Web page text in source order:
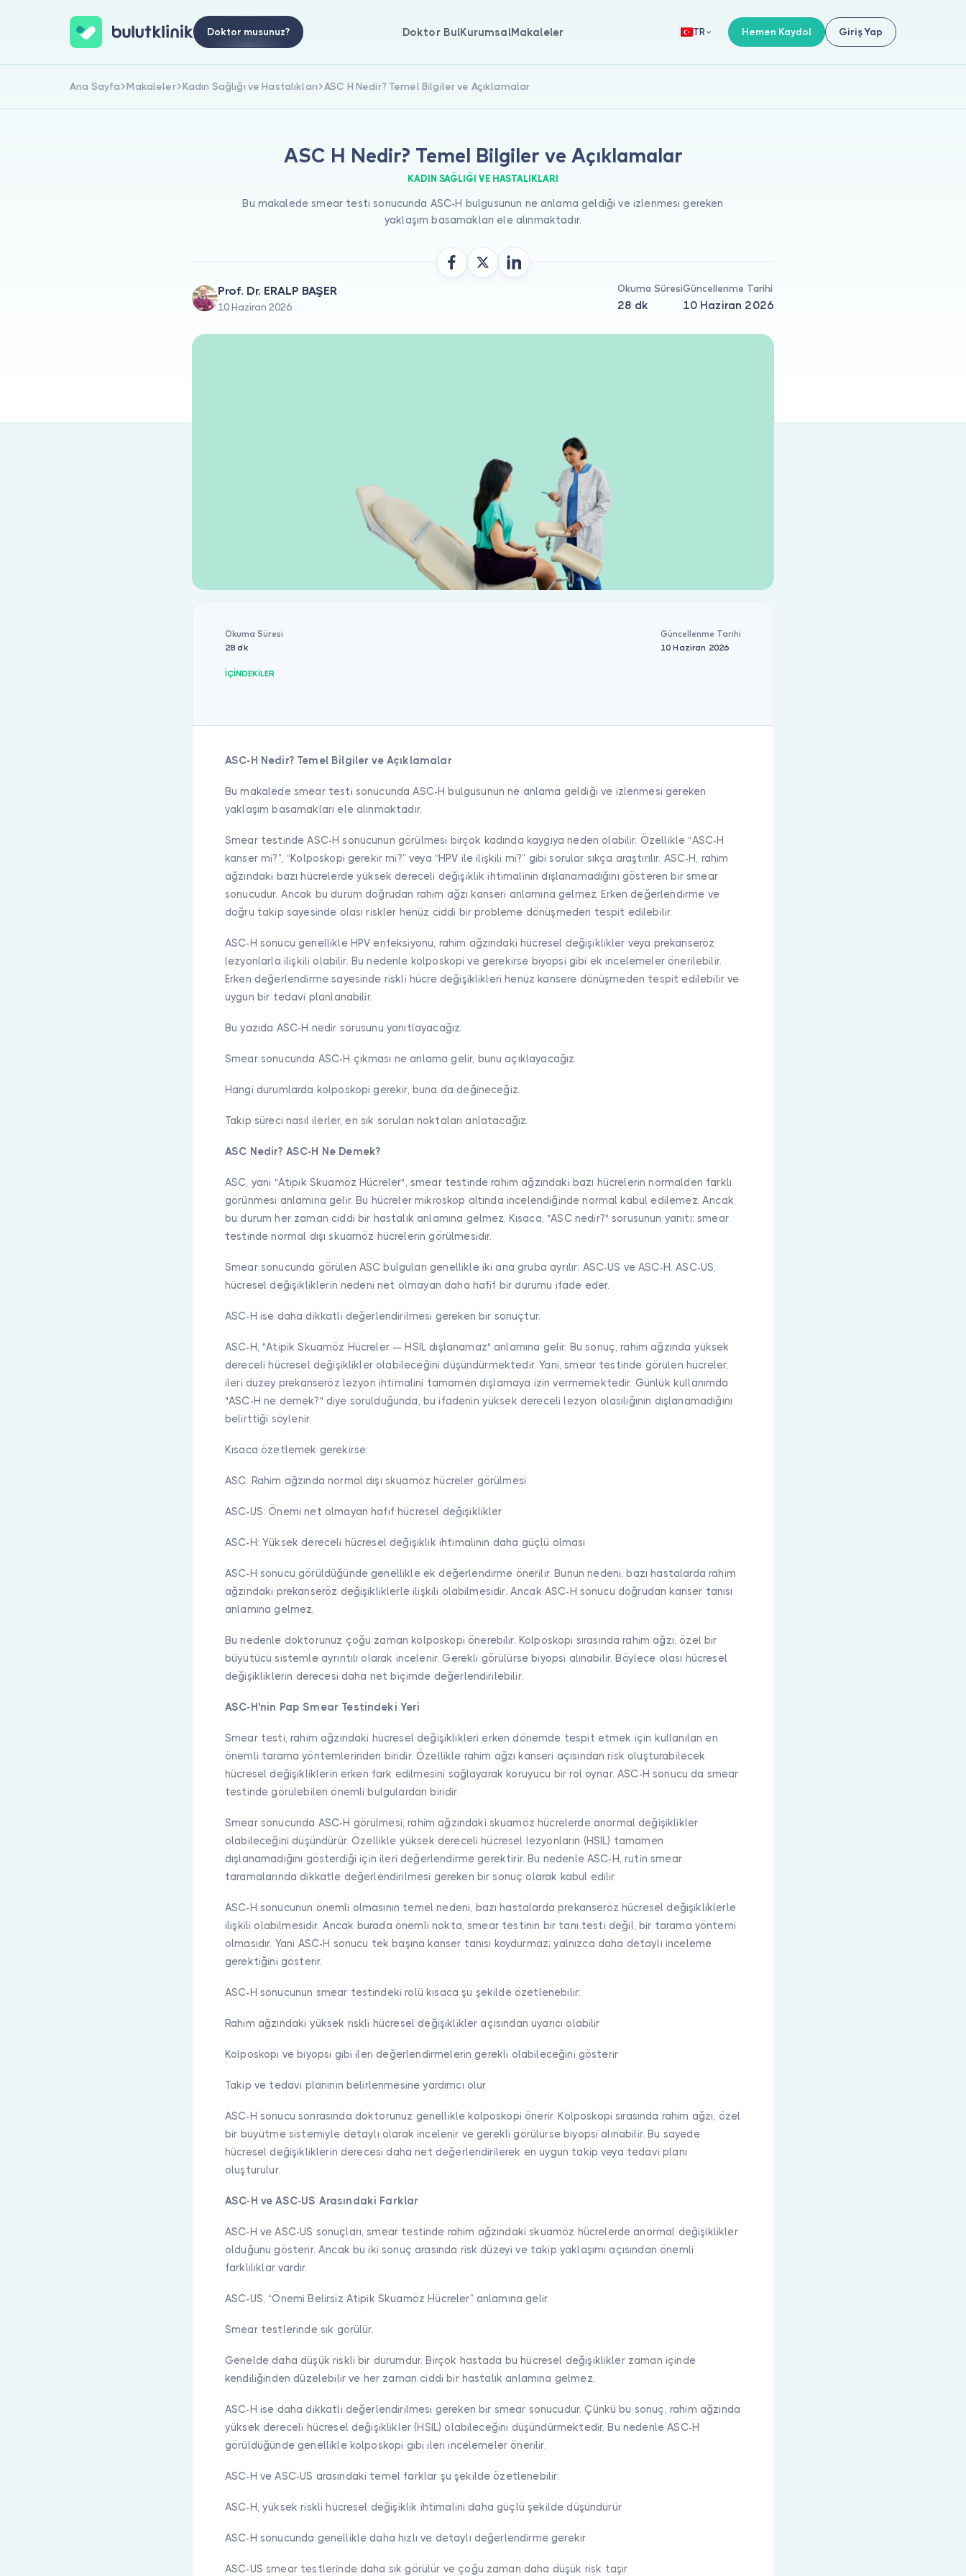
Doktor musunuz? Doktor BulKurumsalMakaleler TR Hemen Kaydol Giriş Yap
Ana Sayfa Makaleler Kadın Sağlığı ve Hastalıkları ASC H Nedir? Temel Bilgiler ve Açıklamalar
ASC H Nedir? Temel Bilgiler ve Açıklamalar
KADIN SAĞLIĞI VE HASTALIKLARI
Bu makalede smear testi sonucunda ASC-H bulgusunun ne anlama geldiği ve izlenmesi gereken
yaklaşım basamakları ele alınmaktadır.
Prof. Dr. ERALP BAŞER
10 Haziran 2026
Okuma Süresi
28 dk
Güncellenme Tarihi
10 Haziran 2026
Okuma Süresi
28 dk
Güncellenme Tarihi
10 Haziran 2026
İÇİNDEKİLER
ASC-H Nedir? Temel Bilgiler ve Açıklamalar
Bu makalede smear testi sonucunda ASC-H bulgusunun ne anlama geldiği ve izlenmesi gereken
yaklaşım basamakları ele alınmaktadır.
Smear testinde ASC-H sonucunun görülmesi birçok kadında kaygıya neden olabilir. Özellikle “ASC-H
kanser mi?”, “Kolposkopi gerekir mi?” veya “HPV ile ilişkili mi?” gibi sorular sıkça araştırılır. ASC-H, rahim
ağzındaki bazı hücrelerde yüksek dereceli değişiklik ihtimalinin dışlanamadığını gösteren bir smear
sonucudur. Ancak bu durum doğrudan rahim ağzı kanseri anlamına gelmez. Erken değerlendirme ve
doğru takip sayesinde olası riskler henüz ciddi bir probleme dönüşmeden tespit edilebilir.
ASC-H sonucu genellikle HPV enfeksiyonu, rahim ağzındaki hücresel değişiklikler veya prekanseröz
lezyonlarla ilişkili olabilir. Bu nedenle kolposkopi ve gerekirse biyopsi gibi ek incelemeler önerilebilir.
Erken değerlendirme sayesinde riskli hücre değişiklikleri henüz kansere dönüşmeden tespit edilebilir ve
uygun bir tedavi planlanabilir.
Bu yazıda ASC-H nedir sorusunu yanıtlayacağız.
Smear sonucunda ASC-H çıkması ne anlama gelir, bunu açıklayacağız.
Hangi durumlarda kolposkopi gerekir, buna da değineceğiz.
Takip süreci nasıl ilerler, en sık sorulan noktaları anlatacağız.
ASC Nedir? ASC-H Ne Demek?
ASC, yani "Atipik Skuamöz Hücreler", smear testinde rahim ağzındaki bazı hücrelerin normalden farklı
görünmesi anlamına gelir. Bu hücreler mikroskop altında incelendiğinde normal kabul edilemez. Ancak
bu durum her zaman ciddi bir hastalık anlamına gelmez. Kısaca, "ASC nedir?" sorusunun yanıtı; smear
testinde normal dışı skuamöz hücrelerin görülmesidir.
Smear sonucunda görülen ASC bulguları genellikle iki ana gruba ayrılır: ASC-US ve ASC-H. ASC-US,
hücresel değişikliklerin nedeni net olmayan daha hafif bir durumu ifade eder.
ASC-H ise daha dikkatli değerlendirilmesi gereken bir sonuçtur.
ASC-H, "Atipik Skuamöz Hücreler — HSIL dışlanamaz" anlamına gelir. Bu sonuç, rahim ağzında yüksek
dereceli hücresel değişiklikler olabileceğini düşündürmektedir. Yani, smear testinde görülen hücreler,
ileri düzey prekanseröz lezyon ihtimalini tamamen dışlamaya izin vermemektedir. Günlük kullanımda
"ASC-H ne demek?" diye sorulduğunda, bu ifadenin yüksek dereceli lezyon olasılığının dışlanamadığını
belirttiği söylenir.
Kısaca özetlemek gerekirse:
ASC: Rahim ağzında normal dışı skuamöz hücreler görülmesi
ASC-US: Önemi net olmayan hafif hücresel değişiklikler
ASC-H: Yüksek dereceli hücresel değişiklik ihtimalinin daha güçlü olması
ASC-H sonucu görüldüğünde genellikle ek değerlendirme önerilir. Bunun nedeni, bazı hastalarda rahim
ağzındaki prekanseröz değişikliklerle ilişkili olabilmesidir. Ancak ASC-H sonucu doğrudan kanser tanısı
anlamına gelmez.
Bu nedenle doktorunuz çoğu zaman kolposkopi önerebilir. Kolposkopi sırasında rahim ağzı, özel bir
büyütücü sistemle ayrıntılı olarak incelenir. Gerekli görülürse biyopsi alınabilir. Böylece olası hücresel
değişikliklerin derecesi daha net biçimde değerlendirilebilir.
ASC-H'nin Pap Smear Testindeki Yeri
Smear testi, rahim ağzındaki hücresel değişiklikleri erken dönemde tespit etmek için kullanılan en
önemli tarama yöntemlerinden biridir. Özellikle rahim ağzı kanseri açısından risk oluşturabilecek
hücresel değişikliklerin erken fark edilmesini sağlayarak koruyucu bir rol oynar. ASC-H sonucu da smear
testinde görülebilen önemli bulgulardan biridir.
Smear sonucunda ASC-H görülmesi, rahim ağzındaki skuamöz hücrelerde anormal değişiklikler
olabileceğini düşündürür. Özellikle yüksek dereceli hücresel lezyonların (HSIL) tamamen
dışlanamadığını gösterdiği için ileri değerlendirme gerektirir. Bu nedenle ASC-H, rutin smear
taramalarında dikkatle değerlendirilmesi gereken bir sonuç olarak kabul edilir.
ASC-H sonucunun önemli olmasının temel nedeni, bazı hastalarda prekanseröz hücresel değişikliklerle
ilişkili olabilmesidir. Ancak burada önemli nokta, smear testinin bir tanı testi değil, bir tarama yöntemi
olmasıdır. Yani ASC-H sonucu tek başına kanser tanısı koydurmaz; yalnızca daha detaylı inceleme
gerektiğini gösterir.
ASC-H sonucunun smear testindeki rolü kısaca şu şekilde özetlenebilir:
Rahim ağzındaki yüksek riskli hücresel değişiklikler açısından uyarıcı olabilir
Kolposkopi ve biyopsi gibi ileri değerlendirmelerin gerekli olabileceğini gösterir
Takip ve tedavi planının belirlenmesine yardımcı olur
ASC-H sonucu sonrasında doktorunuz genellikle kolposkopi önerir. Kolposkopi sırasında rahim ağzı, özel
bir büyütme sistemiyle detaylı olarak incelenir ve gerekli görülürse biyopsi alınabilir. Bu sayede
hücresel değişikliklerin derecesi daha net değerlendirilerek en uygun takip veya tedavi planı
oluşturulur.
ASC-H ve ASC-US Arasındaki Farklar
ASC-H ve ASC-US sonuçları, smear testinde rahim ağzındaki skuamöz hücrelerde anormal değişiklikler
olduğunu gösterir. Ancak bu iki sonuç arasında risk düzeyi ve takip yaklaşımı açısından önemli
farklılıklar vardır.
ASC-US, “Önemi Belirsiz Atipik Skuamöz Hücreler” anlamına gelir.
Smear testlerinde sık görülür.
Genelde daha düşük riskli bir durumdur. Birçok hastada bu hücresel değişiklikler zaman içinde
kendiliğinden düzelebilir ve her zaman ciddi bir hastalık anlamına gelmez.
ASC-H ise daha dikkatli değerlendirilmesi gereken bir smear sonucudur. Çünkü bu sonuç, rahim ağzında
yüksek dereceli hücresel değişiklikler (HSIL) olabileceğini düşündürmektedir. Bu nedenle ASC-H
görüldüğünde genellikle kolposkopi gibi ileri incelemeler önerilir.
ASC-H ve ASC-US arasındaki temel farklar şu şekilde özetlenebilir:
ASC-H, yüksek riskli hücresel değişiklik ihtimalini daha güçlü şekilde düşündürür
ASC-H sonucunda genellikle daha hızlı ve detaylı değerlendirme gerekir
ASC-US smear testlerinde daha sık görülür ve çoğu zaman daha düşük risk taşır